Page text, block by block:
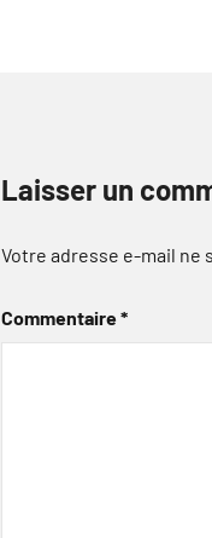
Laisser un
Votre adresse e-mail ne
Commentaire*